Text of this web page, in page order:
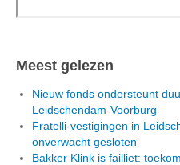
Meest gelezen
Nieuw fonds ondersteunt
Leidschendam-Voorburg
Fratelli-vestigingen in
onverwacht gesloten
Bakker Klink is failliet: